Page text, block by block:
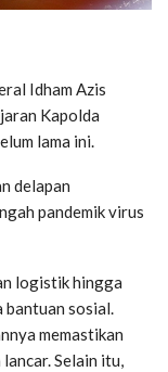
Idham Azis
Kapolda
lama ini.
delapan
pandemik virus
logistik hingga
bantuan sosial.
memastikan
Selain itu,